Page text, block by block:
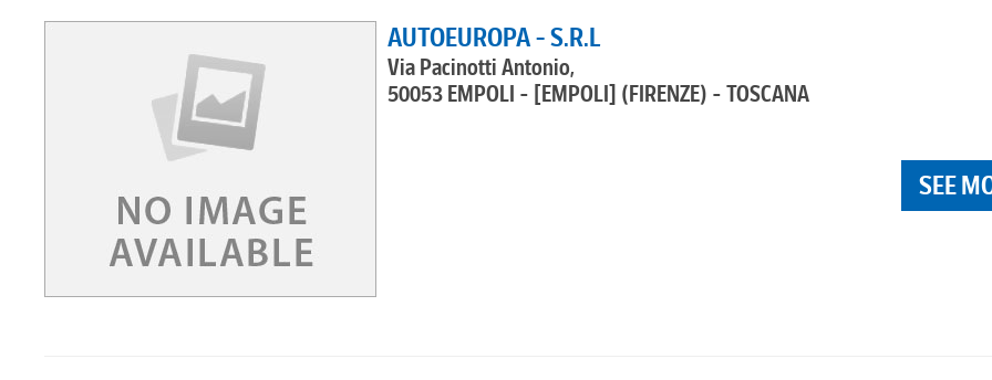
AUTOEUROPA - S.R.L
Via Pacinotti Antonio,
50053 EMPOLI - [EMPOLI] (FIRENZE) - TOSCANA
SEE